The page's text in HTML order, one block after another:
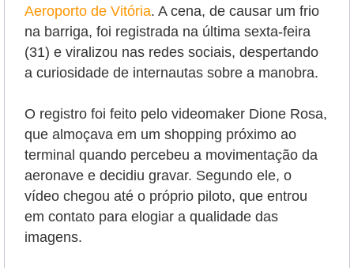
Aeroporto de Vitória. A cena, de causar um frio
na barriga, foi registrada na última sexta-feira
(31) e viralizou nas redes sociais, despertando
a curiosidade de internautas sobre a manobra.
O registro foi feito pelo videomaker Dione Rosa,
que almoçava em um shopping próximo ao
terminal quando percebeu a movimentação da
aeronave e decidiu gravar. Segundo ele, o
vídeo chegou até o próprio piloto, que entrou
em contato para elogiar a qualidade das
imagens.